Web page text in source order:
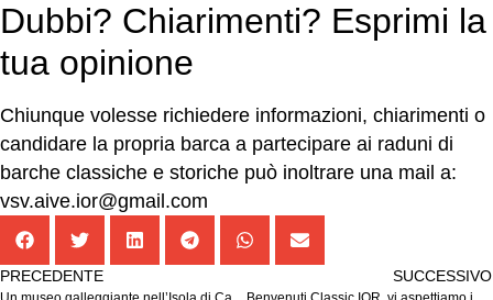
Dubbi? Chiarimenti? Esprimi la
tua opinione
Chiunque volesse richiedere informazioni, chiarimenti o
candidare la propria barca a partecipare ai raduni di
barche classiche e storiche può inoltrare una mail a:
vsv.aive.ior@gmail.com
PRECEDENTE SUCCESSIVO